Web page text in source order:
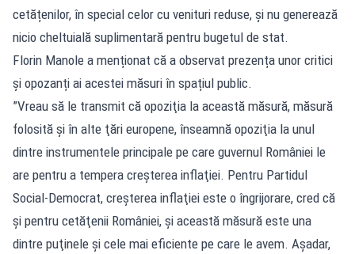
cetățenilor, în special celor cu venituri reduse, și nu generează
nicio cheltuială suplimentară pentru bugetul de stat.
Florin Manole a menționat că a observat prezența unor critici
și opozanți ai acestei măsuri în spațiul public.
”Vreau să le transmit că opoziţia la această măsură, măsură
folosită şi în alte ţări europene, înseamnă opoziţia la unul
dintre instrumentele principale pe care guvernul României le
are pentru a tempera creşterea inflaţiei. Pentru Partidul
Social-Democrat, creşterea inflaţiei este o îngrijorare, cred că
şi pentru cetăţenii României, şi această măsură este una
dintre puţinele şi cele mai eficiente pe care le avem. Aşadar,